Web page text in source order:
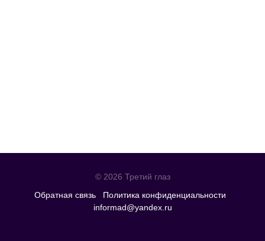
© 2026 Третий глаз
Обратная связь
Политика конфиденциальности
informad@yandex.ru